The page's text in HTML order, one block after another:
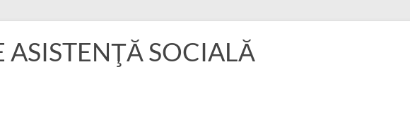
ASISTENŢĂ SOCIALĂ